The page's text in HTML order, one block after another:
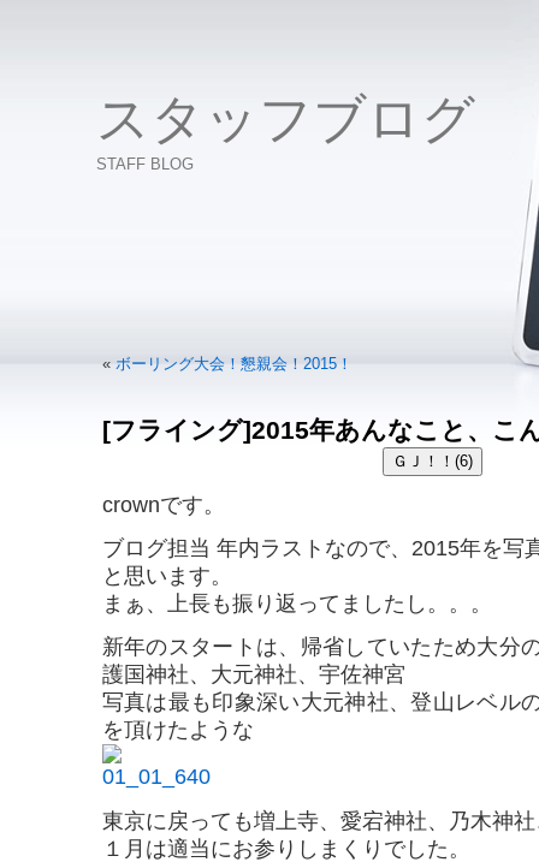
スタッフブログ
STAFF BLOG
« ボーリング大会！懇親会！2015！
[フライング]2015年あんなこと、こ
crownです。
ブログ担当 年内ラストなので、2015年を写
と思います。
まぁ、上長も振り返ってましたし。。。
新年のスタートは、帰省していたため大分
護国神社、大元神社、宇佐神宮
写真は最も印象深い大元神社、登山レベル
を頂けたような
東京に戻っても増上寺、愛宕神社、乃木神
１月は適当にお参りしまくりでした。